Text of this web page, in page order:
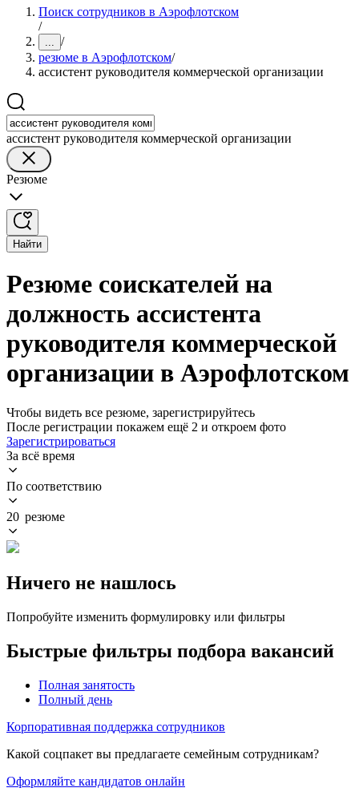
Поиск сотрудников в Аэрофлотском
/
... /
резюме в Аэрофлотском/
ассистент руководителя коммерческой организации
ассистент руководителя коммерческой организации
Резюме
Найти
Резюме соискателей на
должность ассистента
руководителя коммерческой
организации в Аэрофлотском
Чтобы видеть все резюме, зарегистрируйтесь
После регистрации покажем ещё 2 и откроем фото
Зарегистрироваться
За всё время
По соответствию
20 резюме
Ничего не нашлось
Попробуйте изменить формулировку или фильтры
Быстрые фильтры подбора вакансий
Полная занятость
Полный день
Корпоративная поддержка сотрудников
Какой соцпакет вы предлагаете семейным сотрудникам?
Оформляйте кандидатов онлайн